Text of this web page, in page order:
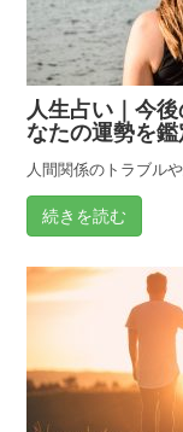
人生占い｜今
なたの運勢を鑑
人間関係のトラブル
続きを読む